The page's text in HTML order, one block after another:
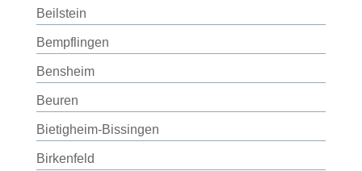
Beilstein
Bempflingen
Bensheim
Beuren
Bietigheim-Bissingen
Birkenfeld